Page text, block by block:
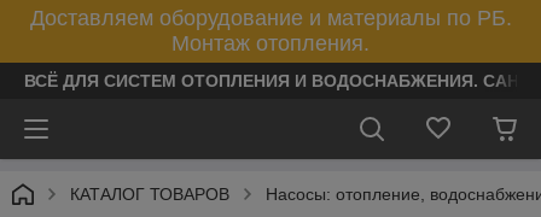
Доставляем оборудование и материалы по РБ.
Монтаж отопления.
ВСЁ ДЛЯ СИСТЕМ ОТОПЛЕНИЯ И ВОДОСНАБЖЕНИЯ.
КАТАЛОГ ТОВАРОВ Насосы: отопление,